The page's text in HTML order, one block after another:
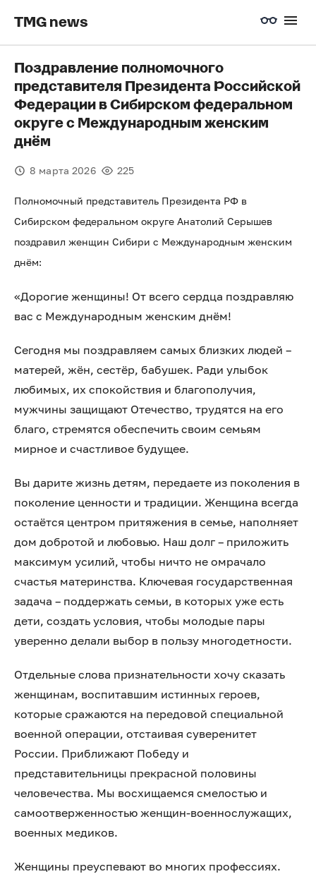
TMG news
Поздравление полномочного
представителя Президента Российской
Федерации в Сибирском федеральном
округе с Международным женским
днём
8 марта 2026 225
Полномочный представитель Президента РФ в
Сибирском федеральном округе Анатолий Серышев
поздравил женщин Сибири с Международным женским
днём:
«Дорогие женщины! От всего сердца поздравляю
вас с Международным женским днём!
Сегодня мы поздравляем самых близких людей –
матерей, жён, сестёр, бабушек. Ради улыбок
любимых, их спокойствия и благополучия,
мужчины защищают Отечество, трудятся на его
благо, стремятся обеспечить своим семьям
мирное и счастливое будущее.
Вы дарите жизнь детям, передаете из поколения в
поколение ценности и традиции. Женщина всегда
остаётся центром притяжения в семье, наполняет
дом добротой и любовью. Наш долг – приложить
максимум усилий, чтобы ничто не омрачало
счастья материнства. Ключевая государственная
задача – поддержать семьи, в которых уже есть
дети, создать условия, чтобы молодые пары
уверенно делали выбор в пользу многодетности.
Отдельные слова признательности хочу сказать
женщинам, воспитавшим истинных героев,
которые сражаются на передовой специальной
военной операции, отстаивая суверенитет
России. Приближают Победу и
представительницы прекрасной половины
человечества. Мы восхищаемся смелостью и
самоотверженностью женщин-военнослужащих,
военных медиков.
Женщины преуспевают во многих профессиях.